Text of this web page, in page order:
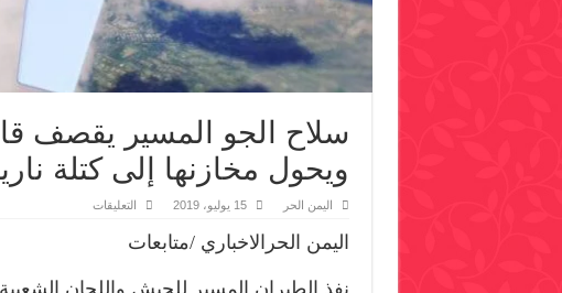
سلاح الجو المسير يقصف
ويحول مخازنها إلى كتلة
اليمن الحر 15 يوليو، 2019 التعليقات
الملك
اليمن الحرالاخباري /متابعات